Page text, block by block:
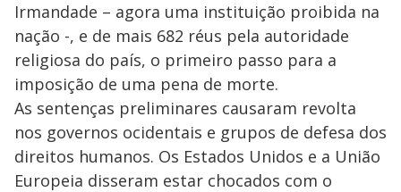
Irmandade – agora uma instituição proibida na
nação -, e de mais 682 réus pela autoridade
religiosa do país, o primeiro passo para a
imposição de uma pena de morte.
As sentenças preliminares causaram revolta
nos governos ocidentais e grupos de defesa dos
direitos humanos. Os Estados Unidos e a União
Europeia disseram estar chocados com o